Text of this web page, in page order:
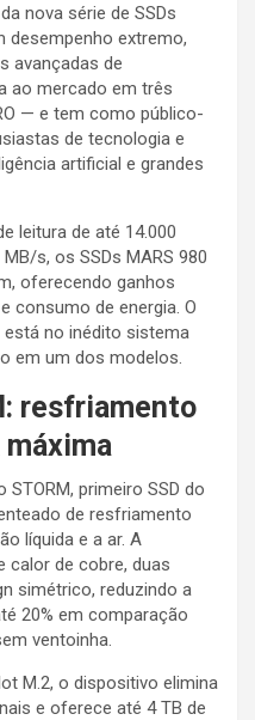
nova série de SSDs
desempenho extremo,
avançadas de
ao mercado em três
— e tem como público-
de tecnologia e
artificial e grandes
leitura de até 14.000
s, os SSDs MARS 980
oferecendo ganhos
consumo de energia. O
está no inédito sistema
em um dos modelos.
resfriamento
primeiro SSD do
de resfriamento
líquida e a ar. A
calor de cobre, duas
simétrico, reduzindo a
20% em comparação
ventoinha.
M.2, o dispositivo elimina
e oferece até 4 TB de